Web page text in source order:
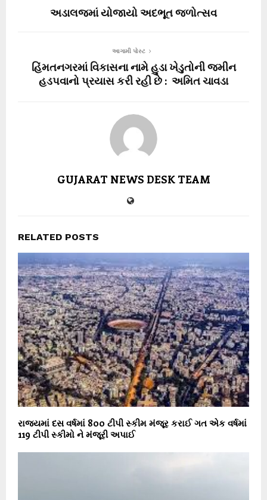
અડાલજમાં યોજાયો અદભૂત જળોત્સવ
આગામી પોસ્ટ
હિંમતનગરમાં વિકાસના નામે હુડા ખેડુતોની જમીન
હડપવાનો પ્રયાસ કરી રહી છે : અમિત ચાવડા
GUJARAT NEWS DESK TEAM
RELATED POSTS
રાજ્યમાં દસ વર્ષમાં 800 ટીપી સ્કીમ મંજૂર કરાઈ ગત એક વર્ષમાં
119 ટીપી સ્કીમો ને મંજૂરી અપાઈ